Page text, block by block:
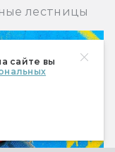
сайте вы
лестницы